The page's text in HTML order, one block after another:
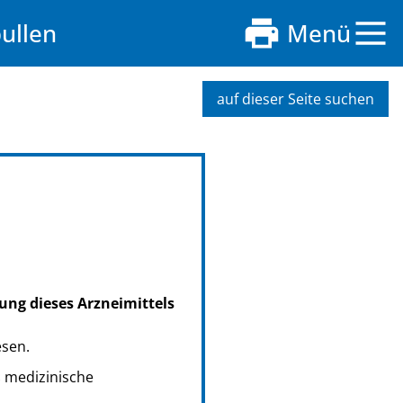
Menü
auf dieser Seite suchen
dieses Arzneimittels
medizinische